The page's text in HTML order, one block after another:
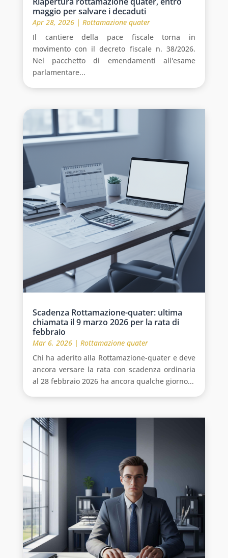
maggio per salvare i decaduti
Apr 28, 2026| Rottamazione quater
Il cantiere della pace fiscale torna in
movimento con il decreto fiscale n. 38/2026.
Nel pacchetto di emendamenti all'esame
parlamentare...
Scadenza Rottamazione-quater: ultima
chiamata il 9 marzo 2026 per la rata di
febbraio
Mar 6, 2026| Rottamazione quater
Chi ha aderito alla Rottamazione-quater e deve
ancora versare la rata con scadenza ordinaria
al 28 febbraio 2026 ha ancora qualche giorno...